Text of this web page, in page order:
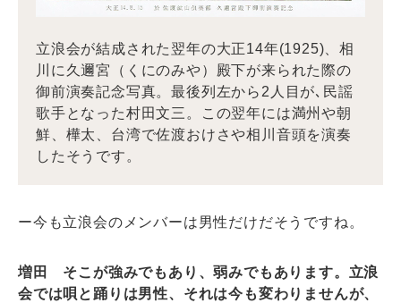
立浪会が結成された翌年の大正14年(1925)、相
川に久邇宮（くにのみや）殿下が来られた際の
御前演奏記念写真。最後列左から2人目が､民謡
歌手となった村田文三。この翌年には満州や朝
鮮、樺太、台湾で佐渡おけさや相川音頭を演奏
したそうです。
ー今も立浪会のメンバーは男性だけだそうですね。
増田 そこが強みでもあり、弱みでもあります。立浪
会では唄と踊りは男性、それは今も変わりませんが、